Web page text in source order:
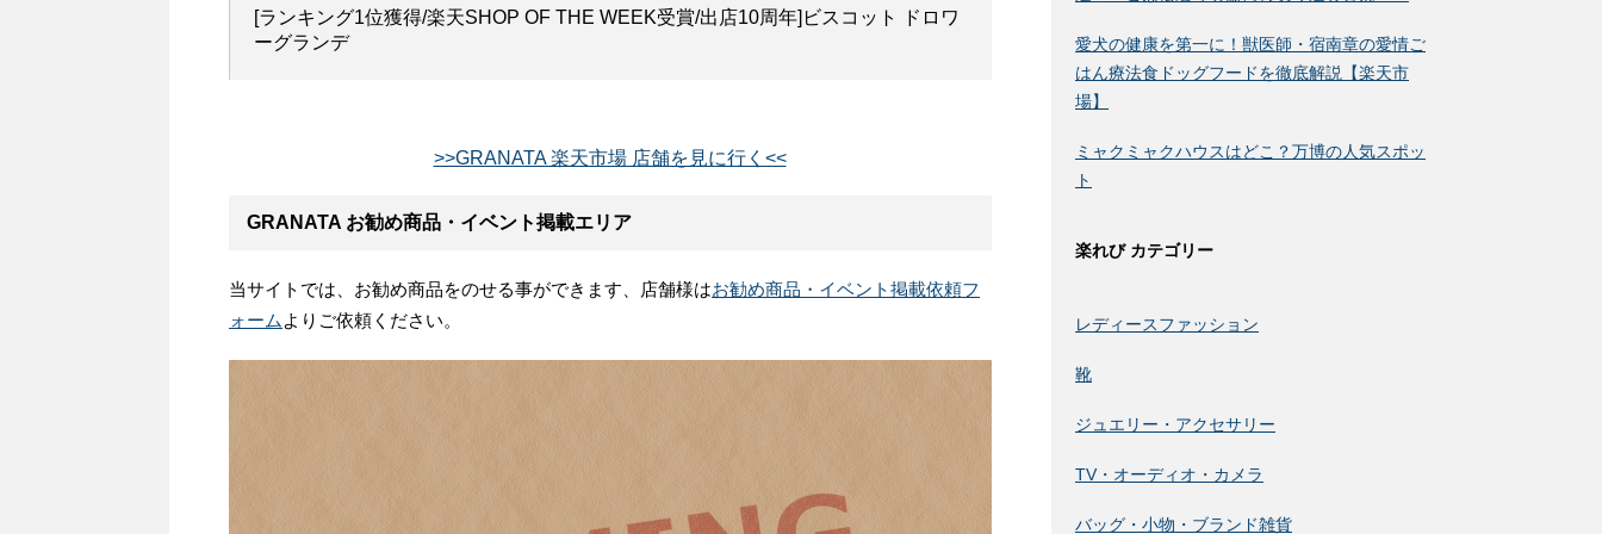
[ランキング1位獲得/楽天SHOP OF THE WEEK受賞/出店10周年]ビスコット ドロワ
ーグランデ
>>GRANATA 楽天市場 店舗を見に行く<<
GRANATA お勧め商品・イベント掲載エリア
当サイトでは、お勧め商品をのせる事ができます、店舗様はお勧め商品・イベント掲載依頼フ
ォーム よりご依頼ください。
愛犬の健康を第一に！獣医師・宿南章の愛情ご
はん療法食ドッグフードを徹底解説【楽天市
場】
ミャクミャクハウスはどこ？万博の人気スポッ
ト
楽れび カテゴリー
レディースファッション
靴
ジュエリー・アクセサリー
TV・オーディオ・カメラ
バッグ・小物・ブランド雑貨